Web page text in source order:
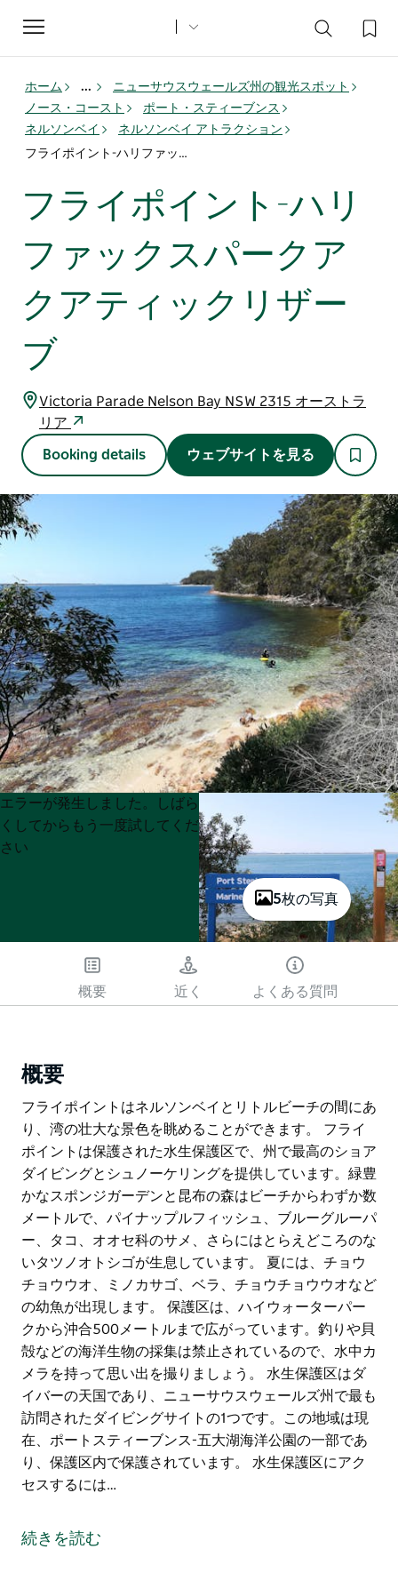
Toggle
navigation
ホーム ...
ニューサウスウェールズ州の観光スポット
ノース・コースト
ポート・スティーブンス
ネルソンベイ
ネルソンベイ アトラクション
フライポイント-ハリファックスパークアクアティックリザーブ
フライポイント-ハリ
ファックスパークア
クアティックリザー
ブ
Victoria Parade Nelson Bay NSW 2315 オーストラ
リア
Booking details ウェブサイトを見る
5枚の写真
Product
List
Product
List
エラーが発生しました。しばら
くしてからもう一度試してくだ
さい
概要 近く よくある質問
概要
フライポイントはネルソンベイとリトルビーチの間にあ
り、湾の壮大な景色を眺めることができます。 フライ
ポイントは保護された水生保護区で、州で最高のショア
ダイビングとシュノーケリングを提供しています。緑豊
かなスポンジガーデンと昆布の森はビーチからわずか数
メートルで、パイナップルフィッシュ、ブルーグルーパ
ー、タコ、オオセ科のサメ、さらにはとらえどころのな
いタツノオトシゴが生息しています。 夏には、チョウ
チョウウオ、ミノカサゴ、ベラ、チョウチョウウオなど
の幼魚が出現します。 保護区は、ハイウォーターパー
クから沖合500メートルまで広がっています。釣りや貝
殻などの海洋生物の採集は禁止されているので、水中カ
メラを持って思い出を撮りましょう。 水生保護区はダ
イバーの天国であり、ニューサウスウェールズ州で最も
訪問されたダイビングサイトの1つです。この地域は現
在、ポートスティーブンス-五大湖海洋公園の一部であ
り、保護区内で保護されています。 水生保護区にアク
セスするには…
り、湾の壮大な景色を眺めることができます。
続きを読む